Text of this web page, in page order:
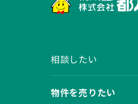
相談したい
物件を売りたい